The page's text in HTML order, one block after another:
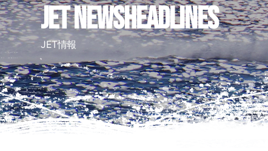
JET NEWSHEADLINES
JET情報